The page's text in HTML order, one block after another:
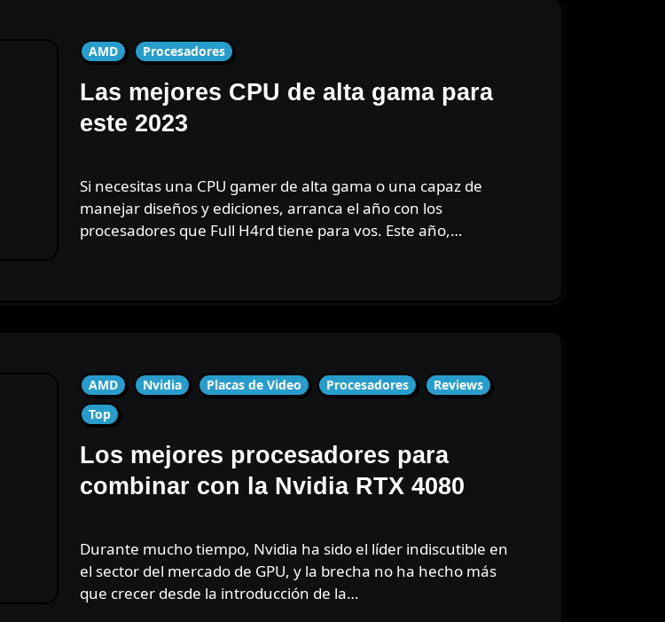
AMD Procesadores
Las mejores CPU de alta gama para
este 2023
Si necesitas una CPU gamer de alta gama o una capaz de
manejar diseños y ediciones, arranca el año con los
procesadores que Full H4rd tiene para vos. Este año,…
AMD Nvidia Placas de Video Procesadores
Reviews
Top
Los mejores procesadores para
combinar con la Nvidia RTX 4080
Durante mucho tiempo, Nvidia ha sido el líder indiscutible en
el sector del mercado de GPU, y la brecha no ha hecho más
que crecer desde la introducción de la…